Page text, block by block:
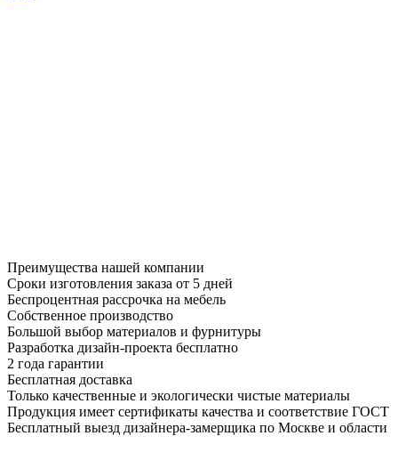
Преимущества нашей компании
Сроки изготовления заказа от 5 дней
Беспроцентная рассрочка на мебель
Собственное производство
Большой выбор материалов и фурнитуры
Разработка дизайн-проекта бесплатно
2 года гарантии
Бесплатная доставка
Только качественные и экологически чистые материалы
Продукция имеет сертификаты качества и соответствие ГОСТ
Бесплатный выезд дизайнера-замерщика по Москве и области